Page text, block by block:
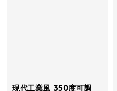
現代工業風 350度可調